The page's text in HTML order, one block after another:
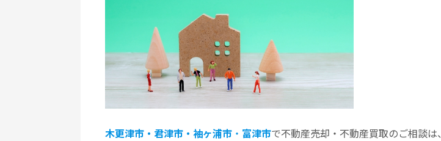
木更津市・君津市・袖ヶ浦市 ・ 富津市で不動産売却・不動産買取のご相談は、